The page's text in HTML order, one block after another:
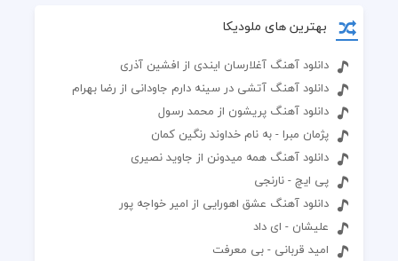
بهترین های ملودیکا
دانلود آهنگ آغلارسان ايندی از افشین آذری
دانلود آهنگ آتشی در سینه دارم جاودانی از رضا بهرام
دانلود آهنگ پریشون از محمد رسول
پژمان مبرا - به نام خداوند رنگین کمان
دانلود آهنگ همه میدونن از جاوید نصیری
پی ایچ - نارنجی
دانلود آهنگ عشق اهورایی از امیر خواجه پور
علیشان - ای داد
امید قربانی - بی معرفت